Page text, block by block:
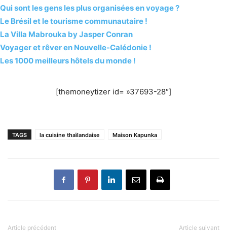
Qui sont les gens les plus organisées en voyage ?
Le Brésil et le tourisme communautaire !
La Villa Mabrouka by Jasper Conran
Voyager et rêver en Nouvelle-Calédonie !
Les 1000 meilleurs hôtels du monde !
[themoneytizer id= »37693-28″]
TAGS la cuisine thaïlandaise Maison Kapunka
Article précédent Article suivant